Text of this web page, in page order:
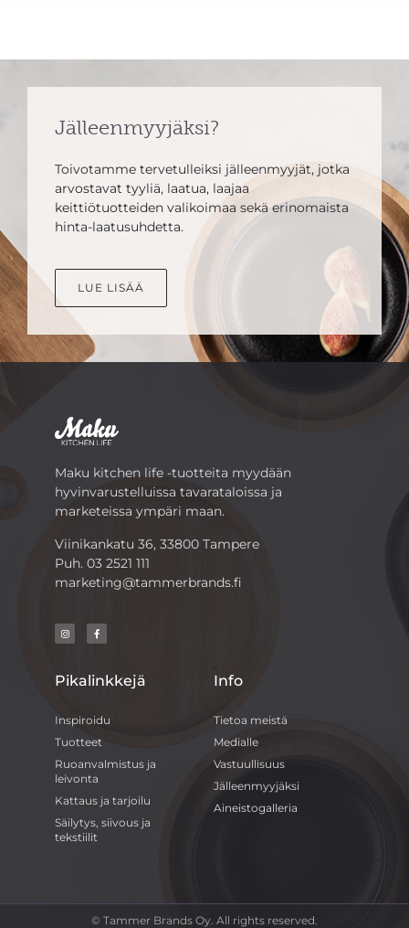
Jälleenmyyjäksi?
Toivotamme tervetulleiksi jälleenmyyjät, jotka
arvostavat tyyliä, laatua, laajaa
keittiötuotteiden valikoimaa sekä erinomaista
hinta-laatusuhdetta.
LUE LISÄÄ
Maku kitchen life -tuotteita myydään
hyvinvarustelluissa tavarataloissa ja
marketeissa ympäri maan.
Viinikankatu 36, 33800 Tampere
Puh. 03 2521 111
marketing@tammerbrands.fi
Pikalinkkejä
Inspiroidu
Tuotteet
Ruoanvalmistus ja
leivonta
Kattaus ja tarjoilu
Säilytys, siivous ja
tekstiilit
Info
Tietoa meistä
Medialle
Vastuullisuus
Jälleenmyyjäksi
Aineistogalleria
© Tammer Brands Oy. All rights reserved.